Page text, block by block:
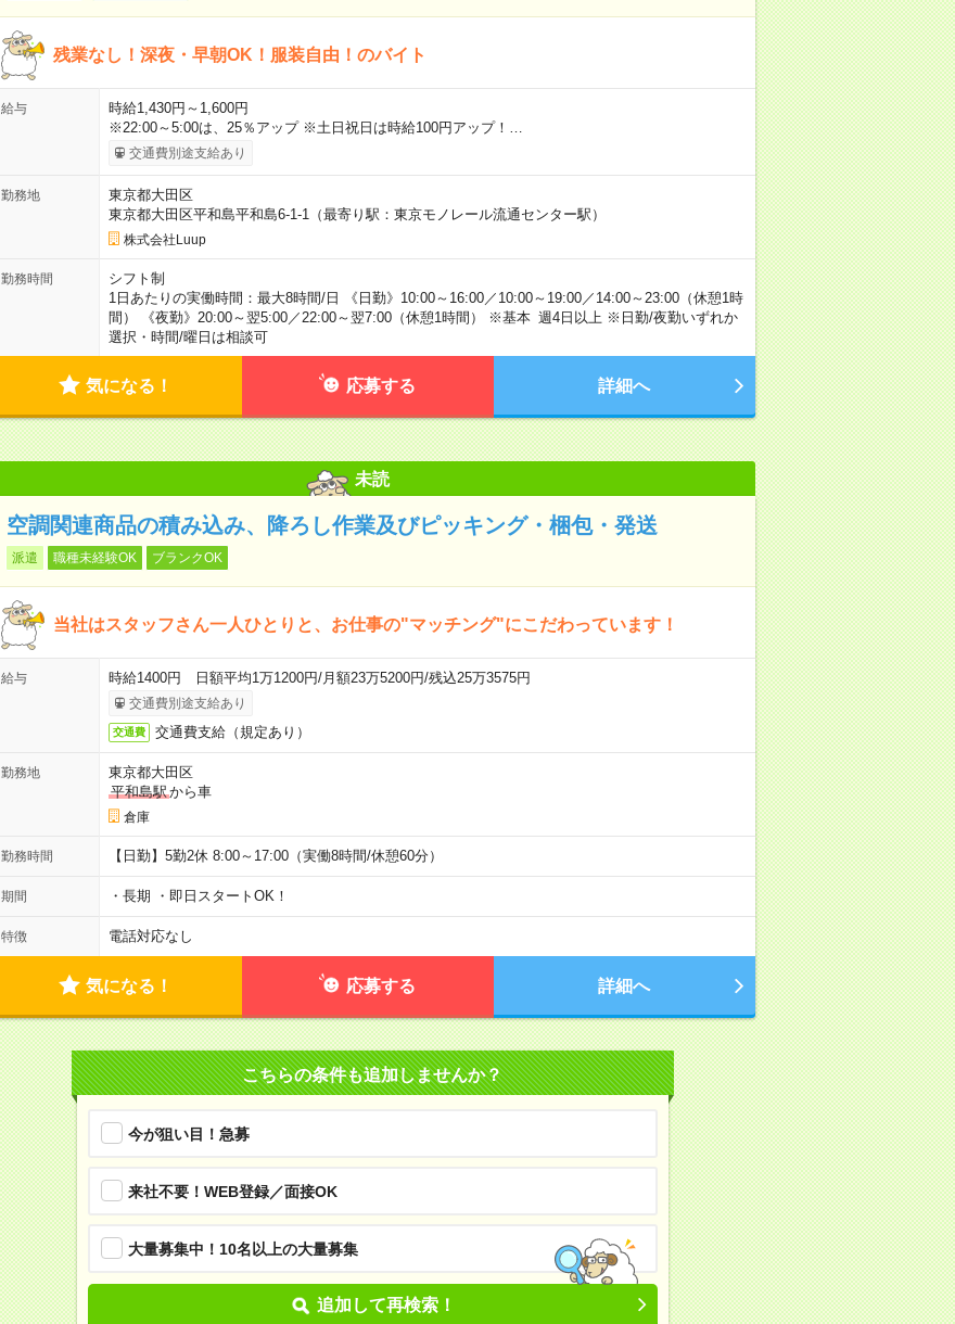
残業なし！深夜・早朝OK！服装自由！のバイト
給与
時給1,430円～1,600円
※22:00～5:00は、25％アップ ※土日祝日は時給100円アップ！…
交通費別途支給あり
勤務地
東京都大田区
東京都大田区平和島平和島6-1-1（最寄り駅：東京モノレール流通センター駅）
株式会社Luup
勤務時間
シフト制
1日あたりの実働時間：最大8時間/日 《日勤》10:00～16:00／10:00～19:00／14:00～23:00（休憩1時
間） 《夜勤》20:00～翌5:00／22:00～翌7:00（休憩1時間） ※基本 週4日以上 ※日勤/夜勤いずれか
選択・時間/曜日は相談可
気になる！ 応募する 詳細へ
未読
空調関連商品の積み込み、降ろし作業及びピッキング・梱包・発送
派遣 職種未経験OK ブランクOK
当社はスタッフさん一人ひとりと、お仕事の"マッチング"にこだわっています！
給与 時給1400円 日額平均1万1200円/月額23万5200円/残込25万3575円
交通費別途支給あり
交通費 交通費支給（規定あり）
勤務地
東京都大田区
平和島駅から車
倉庫
勤務時間 【日勤】5勤2休 8:00～17:00（実働8時間/休憩60分）
期間 ・長期 ・即日スタートOK！
特徴 電話対応なし
気になる！ 応募する 詳細へ
こちらの条件も追加しませんか？
今が狙い目！急募
来社不要！WEB登録／面接OK
大量募集中！10名以上の大量募集
追加して再検索！